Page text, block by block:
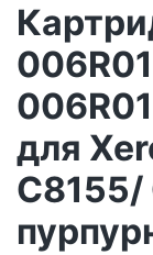
для
C8155/